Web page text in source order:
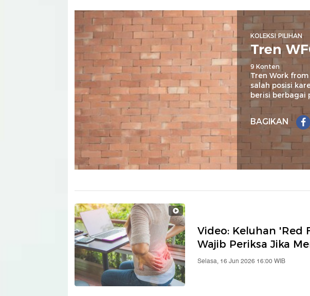
KOLEKSI PILIHAN
Tren
9 Konten
Tren Work
salah posisi
berisi berbagai
BAGIKAN
Video: Keluhan 'Red
Wajib Periksa Jika
Selasa, 16 Jun 2026 16:00 WIB